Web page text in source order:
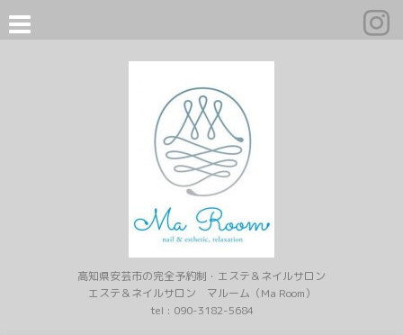
高知県安芸市の完全予約制・エステ＆ネイルサロン
エステ＆ネイルサロン マルーム（Ma Room）
tel : 090-3182-5684